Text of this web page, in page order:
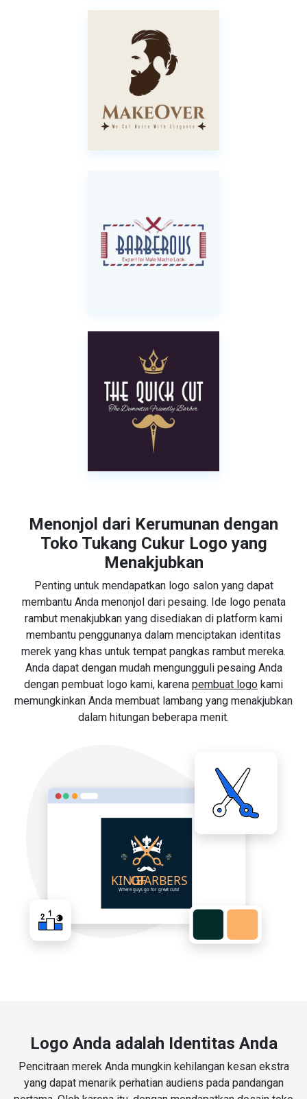
Menonjol dari Kerumunan dengan
Toko Tukang Cukur Logo yang
Menakjubkan
Penting untuk mendapatkan logo salon yang dapat
membantu Anda menonjol dari pesaing. Ide logo penata
rambut menakjubkan yang disediakan di platform kami
membantu penggunanya dalam menciptakan identitas
merek yang khas untuk tempat pangkas rambut mereka.
Anda dapat dengan mudah mengungguli pesaing Anda
dengan pembuat logo kami, karena pembuat logo kami
memungkinkan Anda membuat lambang yang menakjubkan
dalam hitungan beberapa menit.
Logo Anda adalah Identitas Anda
Pencitraan merek Anda mungkin kehilangan kesan ekstra
yang dapat menarik perhatian audiens pada pandangan